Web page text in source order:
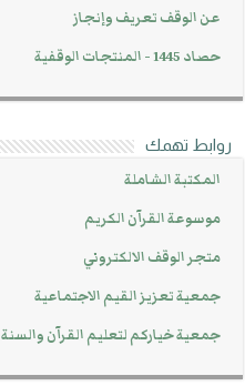
عن الوقف تعريف وإنجاز
حصاد 1445 - المنتجات الوقفية
روابط تهمك
المكتبة الشاملة
موسوعة القرآن الكريم
متجر الوقف الالكتروني
جمعية تعزيز القيم الاجتماعية
جمعية خياركم لتعليم القرآن والسنة